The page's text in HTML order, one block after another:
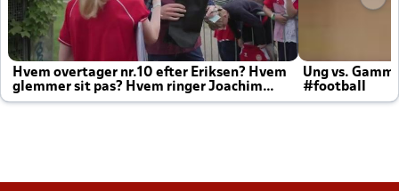
Hvem overtager nr.10 efter Eriksen? Hvem
glemmer sit pas? Hvem ringer Joachim
altid til efter kampe?
Ung vs.
#football